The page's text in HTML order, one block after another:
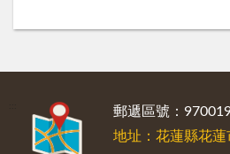
郵遞區號：
地址：花蓮縣花